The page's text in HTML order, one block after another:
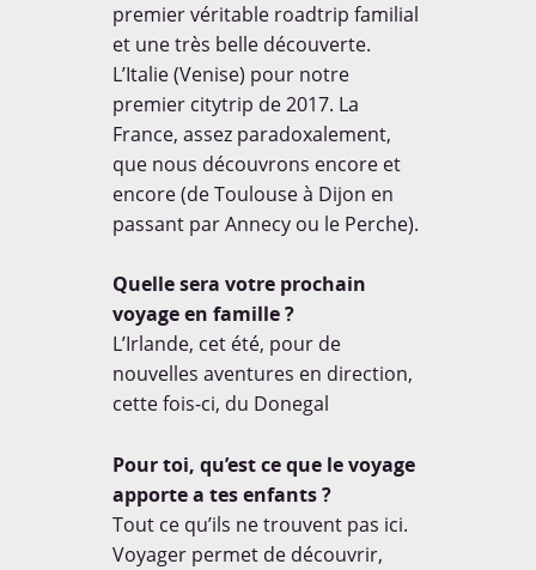
premier véritable roadtrip familial
et une très belle découverte.
L’Italie (Venise) pour notre
premier citytrip de 2017. La
France, assez paradoxalement,
que nous découvrons encore et
encore (de Toulouse à Dijon en
passant par Annecy ou le Perche).
Quelle sera votre prochain
voyage en famille ?
L’Irlande, cet été, pour de
nouvelles aventures en direction,
cette fois-ci, du Donegal
Pour toi, qu’est ce que le voyage
apporte a tes enfants ?
Tout ce qu’ils ne trouvent pas ici.
Voyager permet de découvrir,